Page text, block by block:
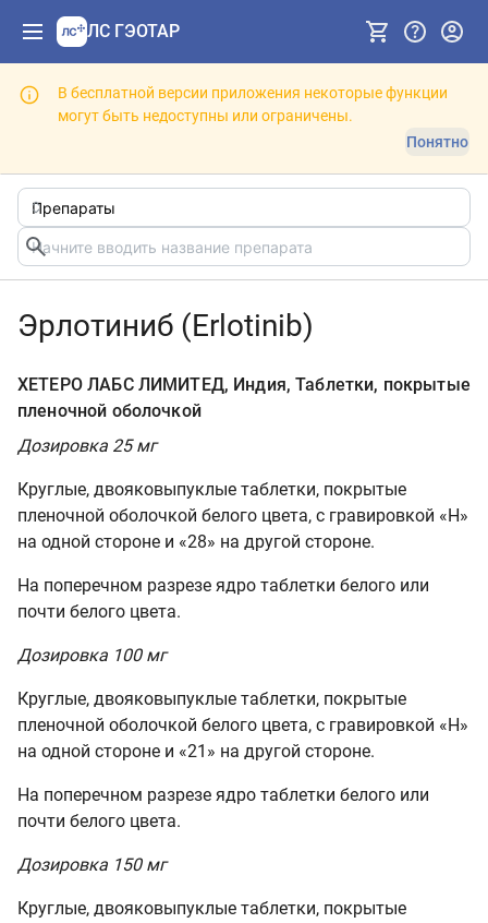
ЛС ГЭОТАР
В бесплатной версии приложения некоторые функции
могут быть недоступны или ограничены.
Понятно
Эрлотиниб (Erlotinib)
ХЕТЕРО ЛАБС ЛИМИТЕД, Индия, Таблетки, покрытые
пленочной оболочкой
Дозировка 25 мг
Круглые, двояковыпуклые таблетки, покрытые
пленочной оболочкой белого цвета, с гравировкой «H»
на одной стороне и «28» на другой стороне.
На поперечном разрезе ядро таблетки белого или
почти белого цвета.
Дозировка 100 мг
Круглые, двояковыпуклые таблетки, покрытые
пленочной оболочкой белого цвета, с гравировкой «H»
на одной стороне и «21» на другой стороне.
На поперечном разрезе ядро таблетки белого или
почти белого цвета.
Дозировка 150 мг
Круглые, двояковыпуклые таблетки, покрытые